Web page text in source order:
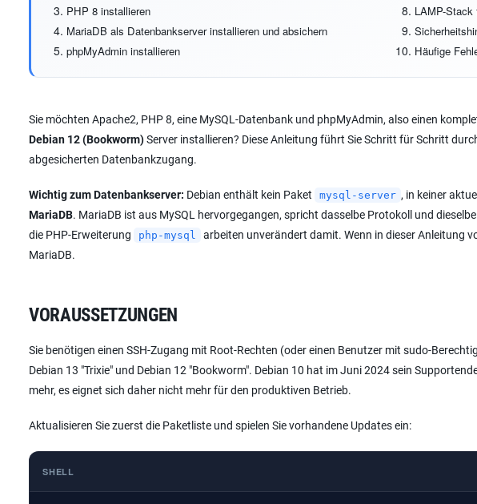
PHP 8 installieren
MariaDB als Datenbankserver installieren und absichern
phpMyAdmin installieren
LAMP-Stack
Häufige
Sie möchten Apache2, PHP 8, eine MySQL-Datenbank und phpMyAdmin, also einen
Debian 12 (Bookworm)Server installieren? Diese Anleitung führt Sie Schritt für Schritt
abgesicherten Datenbankzugang.
Wichtig zum Datenbankserver: Debian enthält kein Paket mysql-server , in keiner
MariaDB. MariaDB ist aus MySQL hervorgegangen, spricht dasselbe Protokoll und
die PHP-Erweiterung
php-mysql
arbeiten unverändert damit. Wenn in dieser Anleitung
MariaDB.
VORAUSSETZUNGEN
Sie benötigen einen SSH-Zugang mit Root-Rechten (oder einen Benutzer mit sudo-
Debian 13 "Trixie" und Debian 12 "Bookworm". Debian 10 hat im Juni 2024 sein
mehr, es eignet sich daher nicht mehr für den produktiven Betrieb.
Aktualisieren Sie zuerst die Paketliste und spielen Sie vorhandene Updates ein:
SHELL